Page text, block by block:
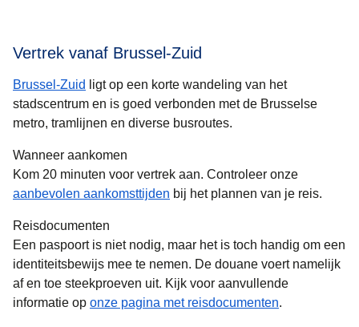
Vertrek vanaf Brussel-Zuid
Brussel-Zuid
ligt op een korte wandeling van het
stadscentrum en is goed verbonden met de Brusselse
metro, tramlijnen en diverse busroutes.
Wanneer aankomen
Kom 20 minuten voor vertrek aan. Controleer onze
aanbevolen aankomsttijden bij het plannen van je reis.
Reisdocumenten
Een paspoort is niet nodig, maar het is toch handig om een
identiteitsbewijs mee te nemen. De douane voert namelijk
af en toe steekproeven uit. Kijk voor aanvullende
informatie op onze pagina met reisdocumenten.